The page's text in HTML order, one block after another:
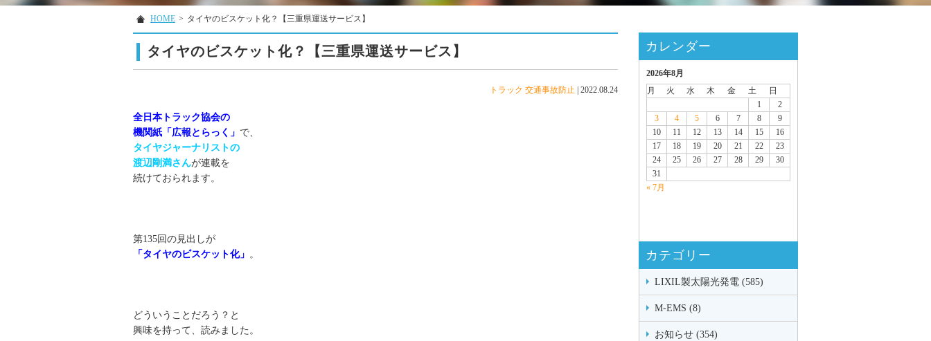
HOME > タイヤのビスケット化？【三重県運送サービス】
タイヤのビスケット化？【三重県運送サービス】
トラック 交通事故防止 2022.08.24
全日本トラック協会の
機関紙「広報とらっく」 で、
タイヤジャーナリストの
渡辺剛満さんが連載を
続けておられます。
第135回の見出しが
「タイヤのビスケット化」 。
どういうことだろう？と
興味を持って、読みました。
カレンダー
2026年8月
月
火 水 木 金 土
日
1
2
3
4 5 6 7 8
9
10
11 12 13 14 15
16
17
18 19 20 21 22
23
24
25 26 27 28 29
30
31
« 7月
カテゴリー
LIXIL製太陽光発電 (585)
M-EMS (8)
お知らせ (354)